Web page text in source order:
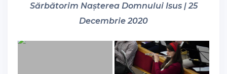
Sărbătorim Nașterea Domnului Isus | 25
Decembrie 2020